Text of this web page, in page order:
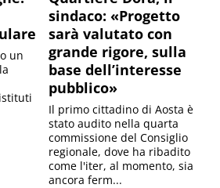
un
sindaco: «Progetto
sarà valutato con
grande rigore, sulla
base dell’interesse
pubblico»
Il primo cittadino di Aosta è
stato audito nella quarta
commissione del Consiglio
regionale, dove ha ribadito
come l'iter, al momento, sia
ancora ferm...